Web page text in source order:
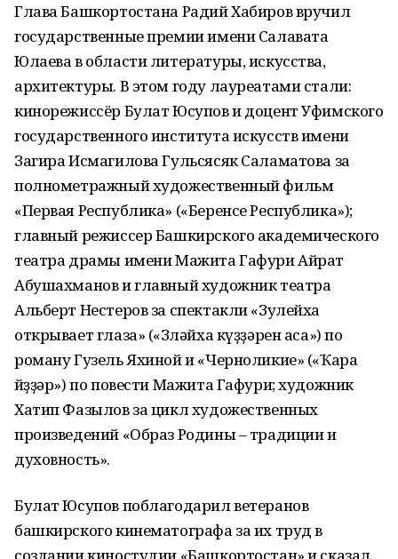
Глава Башкортостана Радий Хабиров вручил
государственные премии имени Салавата
Юлаева в области литературы, искусства,
архитектуры. В этом году лауреатами стали:
кинорежиссёр Булат Юсупов и доцент Уфимского
государственного института искусств имени
Загира Исмагилова Гульсясяк Саламатова за
полнометражный художественный фильм
«Первая Республика» («Беренсе Республика»);
главный режиссер Башкирского академического
театра драмы имени Мажита Гафури Айрат
Абушахманов и главный художник театра
Альберт Нестеров за спектакли «Зулейха
открывает глаза» («Зөләйха күҙҙәрен аса») по
роману Гузель Яхиной и «Черноликие» («Ҡара
йөҙҙәр») по повести Мажита Гафури; художник
Хатип Фазылов за цикл художественных
произведений «Образ Родины – традиции и
духовность».
Булат Юсупов поблагодарил ветеранов
башкирского кинематографа за их труд в